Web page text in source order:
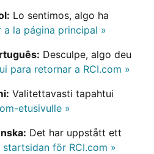
Lo sentimos, algo ha
a la página principal »
Desculpe, algo deu
para retornar a RCI.com »
Valitettavasti tapahtui
etusivulle »
Det har uppstått ett
för RCI.com »